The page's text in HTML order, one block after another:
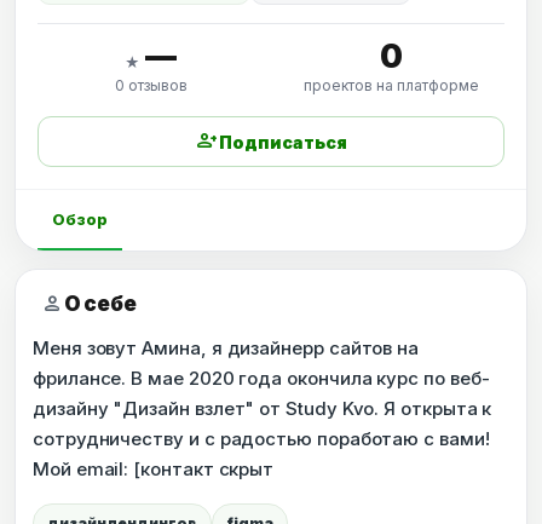
★ —
0 отзывов
0
проектов на платформе
person_addПодписаться
Обзор
person О себе
Меня зовут Амина, я дизайнерр сайтов на
фрилансе. В мае 2020 года окончила курс по веб-
дизайну "Дизайн взлет" от Study Kvo. Я открыта к
сотрудничеству и с радостью поработаю с вами!
Мой email: [контакт скрыт